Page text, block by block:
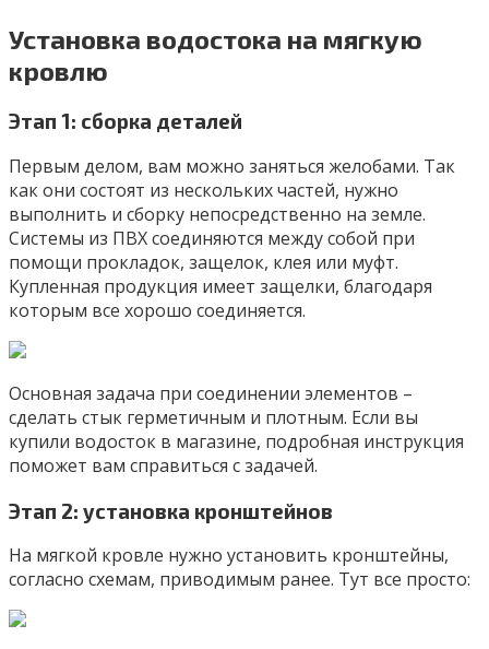
Установка водостока на мягкую
кровлю
Этап 1: сборка деталей
Первым делом, вам можно заняться желобами. Так
как они состоят из нескольких частей, нужно
выполнить и сборку непосредственно на земле.
Системы из ПВХ соединяются между собой при
помощи прокладок, защелок, клея или муфт.
Купленная продукция имеет защелки, благодаря
которым все хорошо соединяется.
Основная задача при соединении элементов –
сделать стык герметичным и плотным. Если вы
купили водосток в магазине, подробная инструкция
поможет вам справиться с задачей.
Этап 2: установка кронштейнов
На мягкой кровле нужно установить кронштейны,
согласно схемам, приводимым ранее. Тут все просто: